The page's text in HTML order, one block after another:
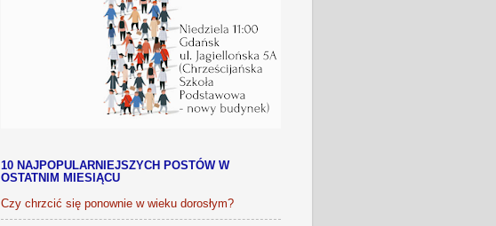
10 NAJPOPULARNIEJSZYCH POSTÓW W
OSTATNIM MIESIĄCU
Czy chrzcić się ponownie w wieku dorosłym?